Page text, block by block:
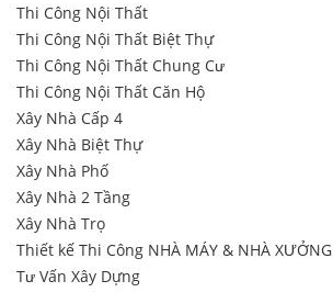
Thi Công Nội Thất
Thi Công Nội Thất Biệt Thự
Thi Công Nội Thất Chung Cư
Thi Công Nội Thất Căn Hộ
Xây Nhà Cấp 4
Xây Nhà Biệt Thự
Xây Nhà Phố
Xây Nhà 2 Tầng
Xây Nhà Trọ
Thiết kế Thi Công NHÀ MÁY & NHÀ XƯỞNG
Tư Vấn Xây Dựng